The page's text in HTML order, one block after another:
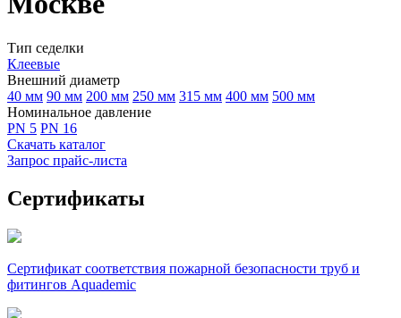
Тип седелки
Клеевые
Внешний диаметр
40 мм 90 мм 200 мм 250 мм 315 мм 400 мм 500 мм
Номинальное давление
PN 5 PN 16
Скачать каталог
Запрос прайс-листа
Сертификаты
Сертификат соответствия пожарной безопасности труб и
фитингов Aquademic